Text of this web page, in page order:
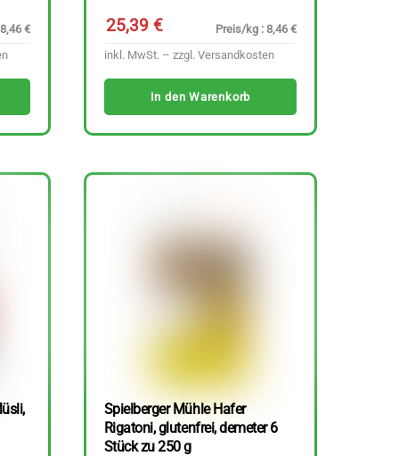
€
25,39€
Preis/kg : 8,46 €
inkl. MwSt. – zzgl. Versandkosten
In den Warenkorb
Spielberger Mühle Hafer
Rigatoni, glutenfrei, demeter 6
Stück zu 250 g